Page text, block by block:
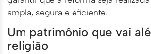
ampla, segura e eficiente.
Um patrimônio que vai
religião